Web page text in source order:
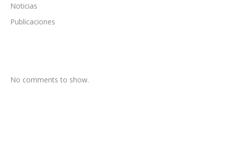
Noticias
Publicaciones
No comments to show.